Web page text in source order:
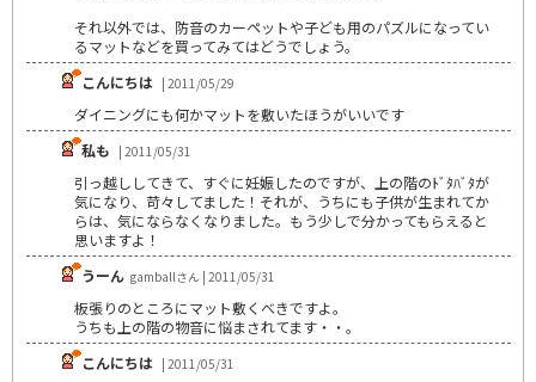
それ以外では、防音のカーペットや子ども用のパズルになってい
るマットなどを買ってみてはどうでしょう。
こんにちは | 2011/05/29
ダイニングにも何かマットを敷いたほうがいいです
私も | 2011/05/31
引っ越ししてきて、すぐに妊娠したのですが、上の階のﾄﾞﾀﾊﾞﾀが
気になり、苛々してました！それが、うちにも子供が生まれてか
らは、気にならなくなりました。もう少しで分かってもらえると
思いますよ！
うーん gamballさん | 2011/05/31
板張りのところにマット敷くべきですよ。
うちも上の階の物音に悩まされてます・・。
こんにちは | 2011/05/31